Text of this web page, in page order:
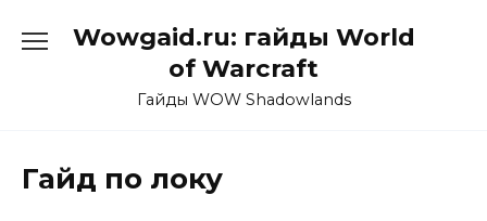
Wowgaid.ru: гайды World
of Warcraft
Гайды WOW Shadowlands
Гайд по локу